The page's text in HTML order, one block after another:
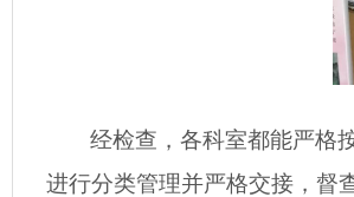
经检查，各科室都能严格
进行分类管理并严格交接，督